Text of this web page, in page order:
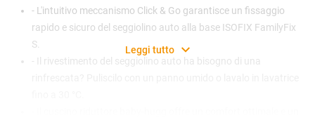
- L'intuitivo meccanismo Click & Go garantisce un fissaggio
rapido e sicuro del seggiolino auto alla base ISOFIX FamilyFix
S.
- Il rivestimento del seggiolino auto ha bisogno di una
Leggi tutto